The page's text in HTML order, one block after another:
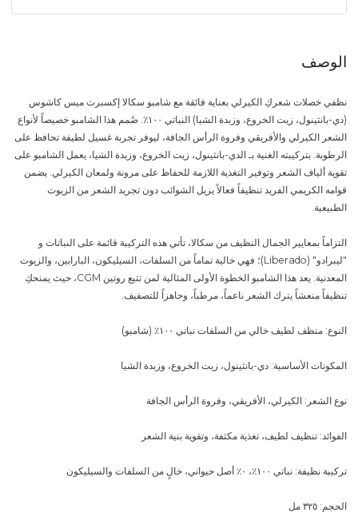
الوصف
نظفي خصلات شعركِ الكيرلي بعناية فائقة مع شامبو سكالا إكسبرت ميس كاشوس
(دي-بانثينول، زيت الخروع، وزبدة الشيا) النباتي ١٠٠٪. صُمم هذا الشامبو خصيصاً لأنواع
الشعر الكيرلي والأفريقي وفروة الرأس الجافة، ليوفر تجربة غسيل لطيفة تحافظ على
الرطوبة. بتركيبته الغنية بـ الدي-بانثينول، زيت الخروع، وزبدة الشيا، يعمل الشامبو على
تقوية ألياف الشعر وتوفير التغذية اللازمة للحفاظ على مرونة ولمعان الكيرلي. يضمن
قوامه الكريمي الفريد تنظيفاً فعالاً يزيل الشوائب دون تجريد الشعر من الزيوت
الطبيعية.
التزاماً بمعايير الجمال النظيف من سكالا، تأتي هذه التركيبة قائمة على النباتات و
"ليبرادو" (Liberado)؛ فهي خالية تماماً من السلفات، السيليكون، البارابين، والزيوت
المعدنية. يعد هذا الشامبو الخطوة الأولى المثالية لمن تتبع روتين CGM، حيث يمنحكِ
تنظيفاً منعشاً يترك الشعر ناعماً، مرطباً، وجاهزاً للتصفيف.
النوع: منظف لطيف خالي من السلفات نباتي ١٠٠٪ (شامبو)
المكونات الأساسية: دي-بانثينول، زيت الخروع، وزبدة الشيا
نوع الشعر: الكيرلي، الأفريقي، وفروة الرأس الجافة
الفوائد: تنظيف لطيف، تغذية مكثفة، وتقوية بنية الشعر
تركيبة نظيفة: نباتي ١٠٠٪، ٠٪ أصل حيواني، خالٍ من السلفات والسيليكون
الحجم: ٣٢٥ مل